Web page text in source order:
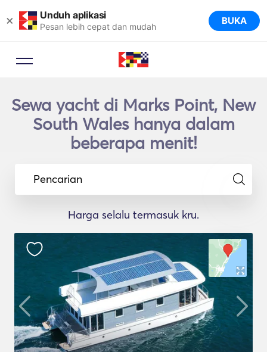
× Unduh aplikasi
Pesan lebih cepat dan mudah BUKA
Sewa yacht di Marks Point, New
South Wales hanya dalam
beberapa menit!
Pencarian
Harga selalu termasuk kru.